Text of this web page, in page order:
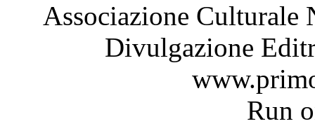
Associazione
Divulgazione
Run